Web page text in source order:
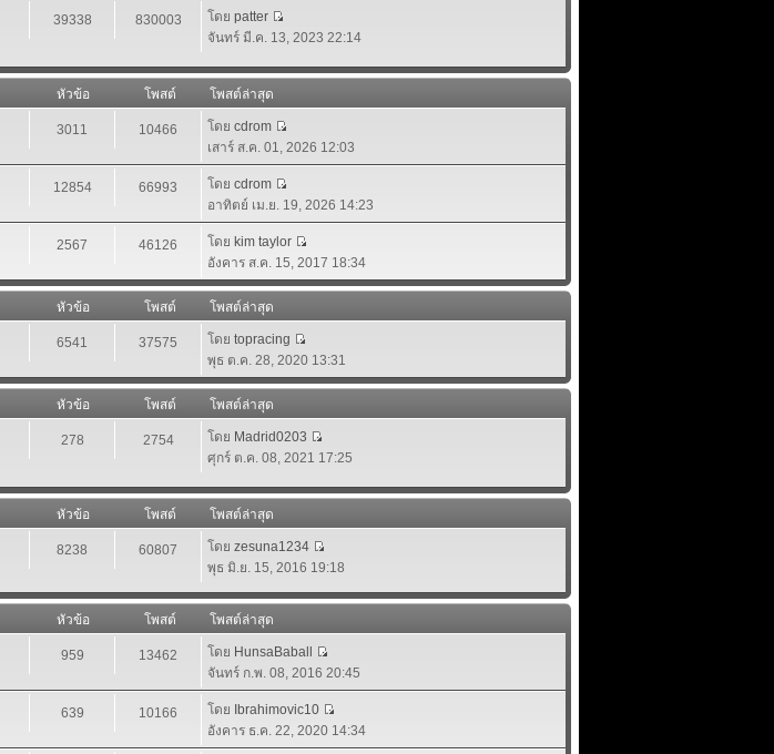
39338 830003 โดย patter
จันทร์ มี.ค. 13, 2023 22:14
หัวข้อ โพสต์
โพสต์ล่าสุด
3011 10466 โดย cdrom
เสาร์ ส.ค. 01, 2026 12:03
12854 66993 โดย cdrom
อาทิตย์ เม.ย. 19, 2026 14:23
2567 46126 โดย kim taylor
อังคาร ส.ค. 15, 2017 18:34
หัวข้อ โพสต์
โพสต์ล่าสุด
6541 37575 โดย topracing
พุธ ต.ค. 28, 2020 13:31
หัวข้อ โพสต์
โพสต์ล่าสุด
278 2754 โดย Madrid0203
ศุกร์ ต.ค. 08, 2021 17:25
หัวข้อ โพสต์
โพสต์ล่าสุด
8238 60807 โดย zesuna1234
พุธ มิ.ย. 15, 2016 19:18
หัวข้อ โพสต์
โพสต์ล่าสุด
959 13462 โดย HunsaBaball
จันทร์ ก.พ. 08, 2016 20:45
639 10166 โดย Ibrahimovic10
อังคาร ธ.ค. 22, 2020 14:34